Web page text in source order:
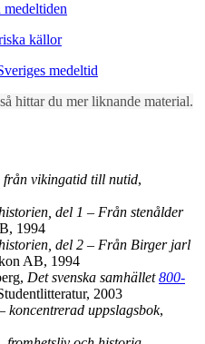
källor
medeltid
hittar du mer liknande material.
från vikingatid till nutid,
del 1 – Från stenålder
1994
del 2 – Från Birger jarl
AB, 1994
Det svenska samhället800-
2003
koncentrerad uppslagsbok,